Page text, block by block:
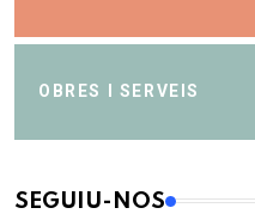
OBRES I SERVEIS
SEGUIU-NOS